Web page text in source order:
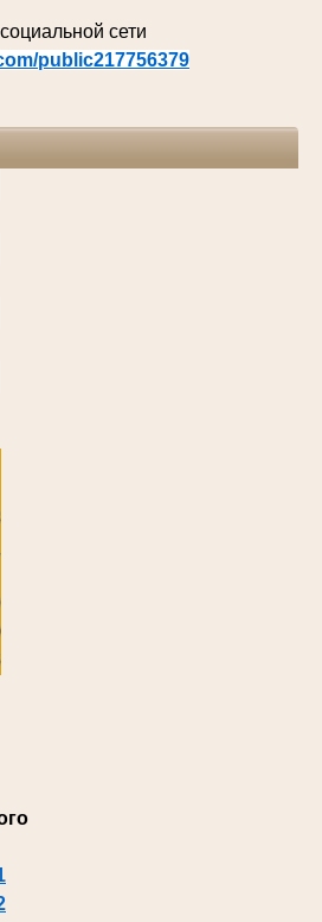
сети
public217756379